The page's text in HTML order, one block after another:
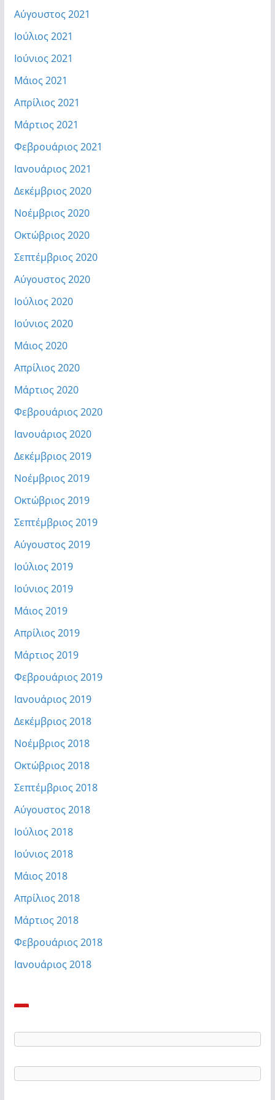
Αύγουστος 2021
Ιούλιος 2021
Ιούνιος 2021
Μάιος 2021
Απρίλιος 2021
Μάρτιος 2021
Φεβρουάριος 2021
Ιανουάριος 2021
Δεκέμβριος 2020
Νοέμβριος 2020
Οκτώβριος 2020
Σεπτέμβριος 2020
Αύγουστος 2020
Ιούλιος 2020
Ιούνιος 2020
Μάιος 2020
Απρίλιος 2020
Μάρτιος 2020
Φεβρουάριος 2020
Ιανουάριος 2020
Δεκέμβριος 2019
Νοέμβριος 2019
Οκτώβριος 2019
Σεπτέμβριος 2019
Αύγουστος 2019
Ιούλιος 2019
Ιούνιος 2019
Μάιος 2019
Απρίλιος 2019
Μάρτιος 2019
Φεβρουάριος 2019
Ιανουάριος 2019
Δεκέμβριος 2018
Νοέμβριος 2018
Οκτώβριος 2018
Σεπτέμβριος 2018
Αύγουστος 2018
Ιούλιος 2018
Ιούνιος 2018
Μάιος 2018
Απρίλιος 2018
Μάρτιος 2018
Φεβρουάριος 2018
Ιανουάριος 2018